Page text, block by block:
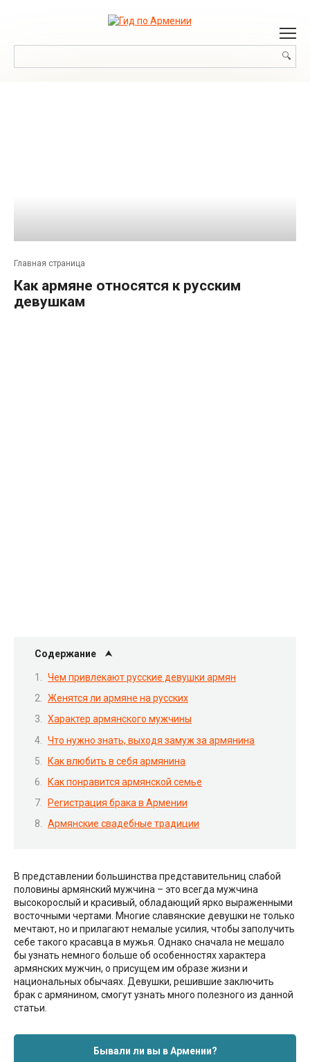
Главная страница
Как армяне относятся к русским
девушкам
Содержание
Чем привлекают русские девушки армян
Женятся ли армяне на русских
Характер армянского мужчины
Что нужно знать, выходя замуж за армянина
Как влюбить в себя армянина
Как понравится армянской семье
Регистрация брака в Армении
Армянские свадебные традиции
В представлении большинства представительниц слабой
половины армянский мужчина – это всегда мужчина
высокорослый и красивый, обладающий ярко выраженными
восточными чертами. Многие славянские девушки не только
мечтают, но и прилагают немалые усилия, чтобы заполучить
себе такого красавца в мужья. Однако сначала не мешало
бы узнать немного больше об особенностях характера
армянских мужчин, о присущем им образе жизни и
национальных обычаях. Девушки, решившие заключить
брак с армянином, смогут узнать много полезного из данной
статьи.
Бывали ли вы в Армении?